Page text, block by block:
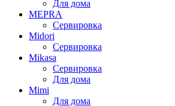
Для дома
MEPRA
Сервировка
Midori
Сервировка
Mikasa
Сервировка
Для дома
Mimi
Для дома